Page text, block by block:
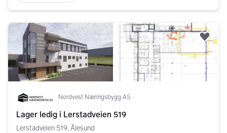
Nordvest Næringsbygg AS
Lager ledig i Lerstadveien 519
Lerstadveien 519, Ålesund